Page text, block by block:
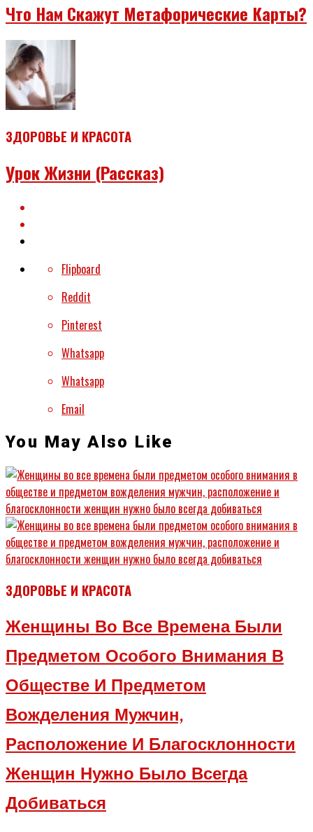
Что Нам Скажут Метафорические Карты?
ЗДОРОВЬЕ И КРАСОТА
Урок Жизни (рассказ)
Flipboard
Reddit
Pinterest
Whatsapp
Whatsapp
Email
You May Also Like
ЗДОРОВЬЕ И КРАСОТА
Женщины Во Все Времена Были
Предметом Особого Внимания В
Обществе И Предметом
Вожделения Мужчин,
Расположение И Благосклонности
Женщин Нужно Было Всегда
Добиваться